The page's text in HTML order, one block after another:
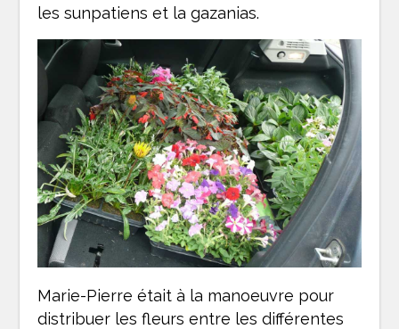
les sunpatiens et la gazanias.
Marie-Pierre était à la manoeuvre pour
distribuer les fleurs entre les différentes